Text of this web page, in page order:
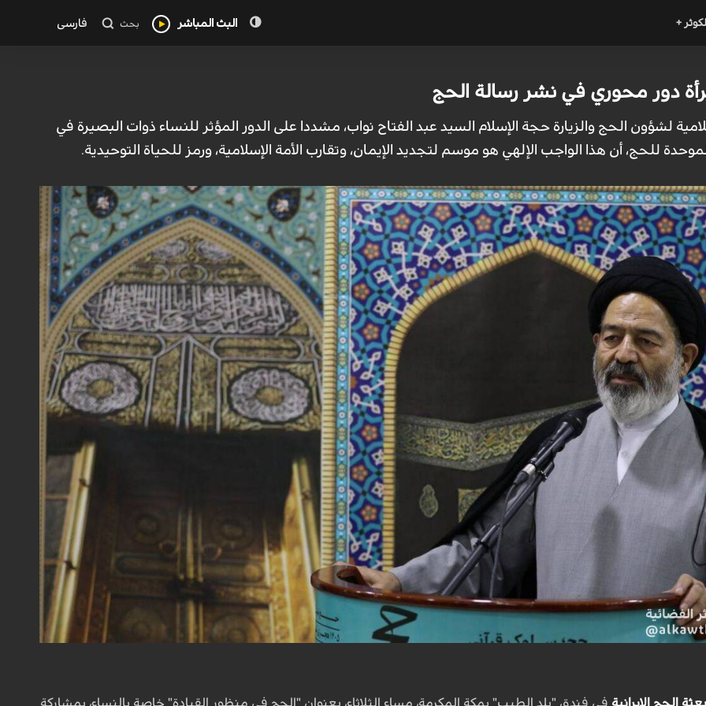
الكوثر + البث المباشر بحث فارسی
دور محوري في نشر رسالة الحج
لشؤون الحج والزيارة حجة الإسلام السيد عبد الفتاح نواب، مشددا على الدور المؤثر للنساء ذوات البصيرة في
للحج، أن هذا الواجب الإلهي هو موسم لتجديد الإيمان، وتقارب الأمة الإسلامية، ورمز للحياة التوحيدية.
بعثة الحج الإيرانية في فندق "بلد الطيب" بمكة المكرمة، مساء الثلاثاء، بعنوان "الحج في منظور القيادة" خاصة بالنساء، بمشاركة